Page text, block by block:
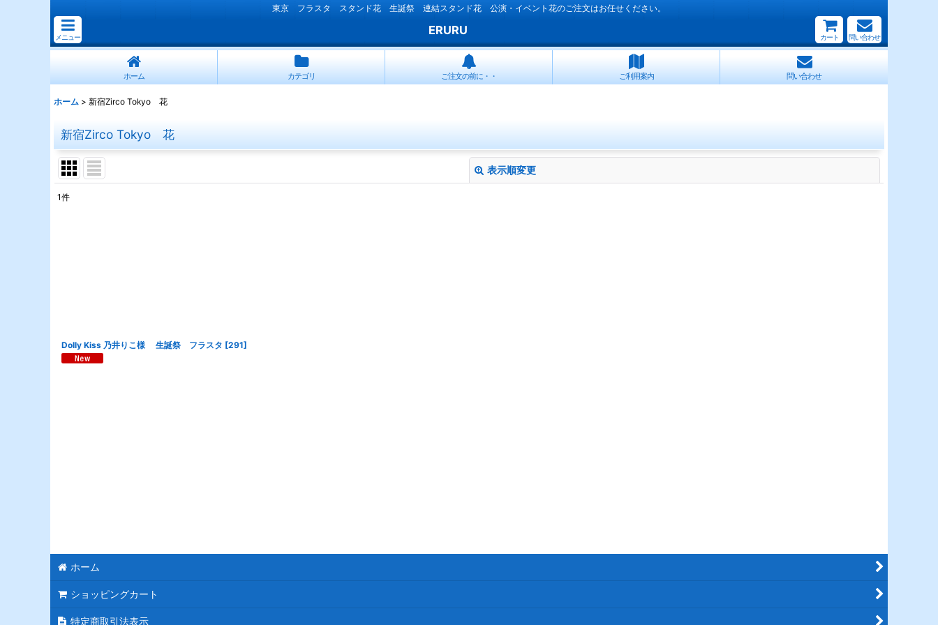
東京 フラスタ スタンド花 生誕祭 連結スタンド花 公演・イベント花のご注文はお任せください。
メニュー
ERURU
カート 問い合わせ
ホーム カテゴリ ご注文の前に・・ ご利用案内 問い合わせ
ホーム > 新宿Zirco Tokyo 花
新宿Zirco Tokyo 花
表示順変更
1件
Dolly Kiss 乃井りこ様 生誕祭 フラスタ [291]
ホーム
ショッピングカート
特定商取引法表示